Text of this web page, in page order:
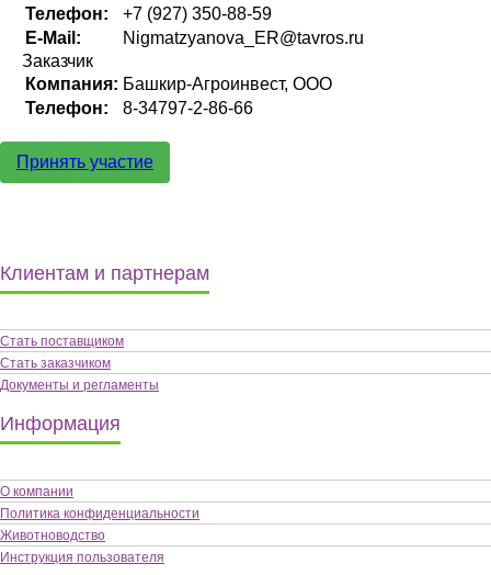
Телефон:
+7 (927) 350-88-59
E-Mail:
Nigmatzyanova_ER@tavros.ru
Заказчик
Компания: Башкир-Агроинвест, ООО
Телефон:
8-34797-2-86-66
Принять участие
Клиентам и партнерам
Стать поставщиком
Стать заказчиком
Документы и регламенты
Информация
О компании
Политика конфиденциальности
Животноводство
Инструкция пользователя